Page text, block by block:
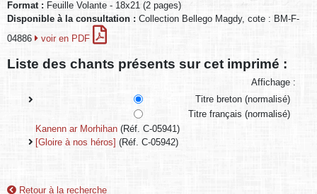
Format : Feuille Volante - 18x21 (2 pages)
Disponible à la consultation : Collection Bellego Magdy, cote : BM-F-
04886
voir en PDF
Liste des chants présents sur cet imprimé :
Affichage :
Titre breton (normalisé)
Titre français (normalisé)
Kanenn ar Morhihan (Réf. C-05941)
[Gloire à nos héros] (Réf. C-05942)
Retour à la recherche